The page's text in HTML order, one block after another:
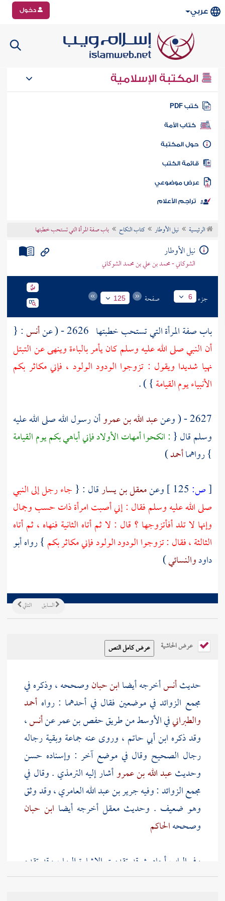
عربي دخول
المكتبة الإسلامية
كتب PDF
كتاب الأمة
المكتبة
الكتب
موضوعي
تراجم الأعلام
الرئيسية نيل الأوطار كتاب النكاح باب صفة المرأة التي تستحب خطبتها
نيل الأوطار
الشوكاني - محمد بن علي بن محمد الشوكاني
جزء 6 صفحة 125
باب صفة المرأة التي تستحب خطبتها أنس: {
أن النبي صلى الله عليه وسلم كان يأمر بالباءة وينهى عن التبتل
نهيا شديدا ويقول : تزوجوا الودود الولود ، فإني مكاثر بكم
الأنبياء يوم القيامة} ) .
2627 - ( وعن
عبد الله بن عمروأن رسول الله صلى الله عليه
وسلم قال { : انكحوا أمهات الأولاد فإني أباهي بكم يوم القيامة
} رواهماأحمد)
[ص: وعنمعقل بن يسارقال : { جاء رجل إلى النبي
صلى الله عليه وسلم فقال : إني أصبت امرأة ذات حسب وجمال
وإنها لا تلد أفأتزوجها ؟ قال : لا ثم أتاه الثانية فنهاه ، ثم أتاه
الثالثة ، فقال : تزوجوا الودود الولود فإني مكاثر بكم } رواهأبو
داودوالنسائي)
التالي السابق
عرض الحاشية
حديثأنسأخرجه أيضاابن حبانوصححه ، وذكره في
مجمع الزوائد في موضعين فقال في أحدهما : رواه أحمد
والطبرانيفي الأوسط من طريقحفص بن عمرعنأنس،
وقد ذكره ابن أبي حاتم ، وروى عنه جماعة وبقية رجاله
رجال الصحيح وقال في موضع آخر : وإسناده حسن
وحديثعبد الله بن عمروأشار إليهالترمذي . وقال في
مجمع الزوائد : وفيهجرير بن عبد الله العامري، وقد وثق
وهو ضعيف . وحديث معقل أخرجه أيضا ابن حبان
وصححهالحاكم
وفي الباب أحاديث قد تقدمت الإشارة إليها ، وقد تقدم
تفسير التبتل والولود : كثيرة الولد ، والودود : المودودة ،